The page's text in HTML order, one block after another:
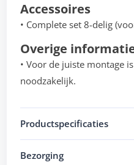
Accessoires
• Complete set 8-delig
Overige
• Voor de juiste montage
noodzakelijk.
Productspecificaties
Bezorging